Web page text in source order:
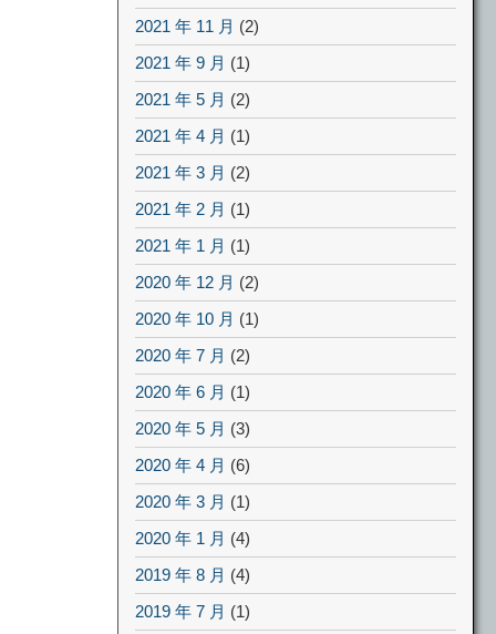
2021 年 11 月 (2)
2021 年 9 月 (1)
2021 年 5 月 (2)
2021 年 4 月 (1)
2021 年 3 月 (2)
2021 年 2 月 (1)
2021 年 1 月 (1)
2020 年 12 月 (2)
2020 年 10 月 (1)
2020 年 7 月 (2)
2020 年 6 月 (1)
2020 年 5 月 (3)
2020 年 4 月 (6)
2020 年 3 月 (1)
2020 年 1 月 (4)
2019 年 8 月 (4)
2019 年 7 月 (1)